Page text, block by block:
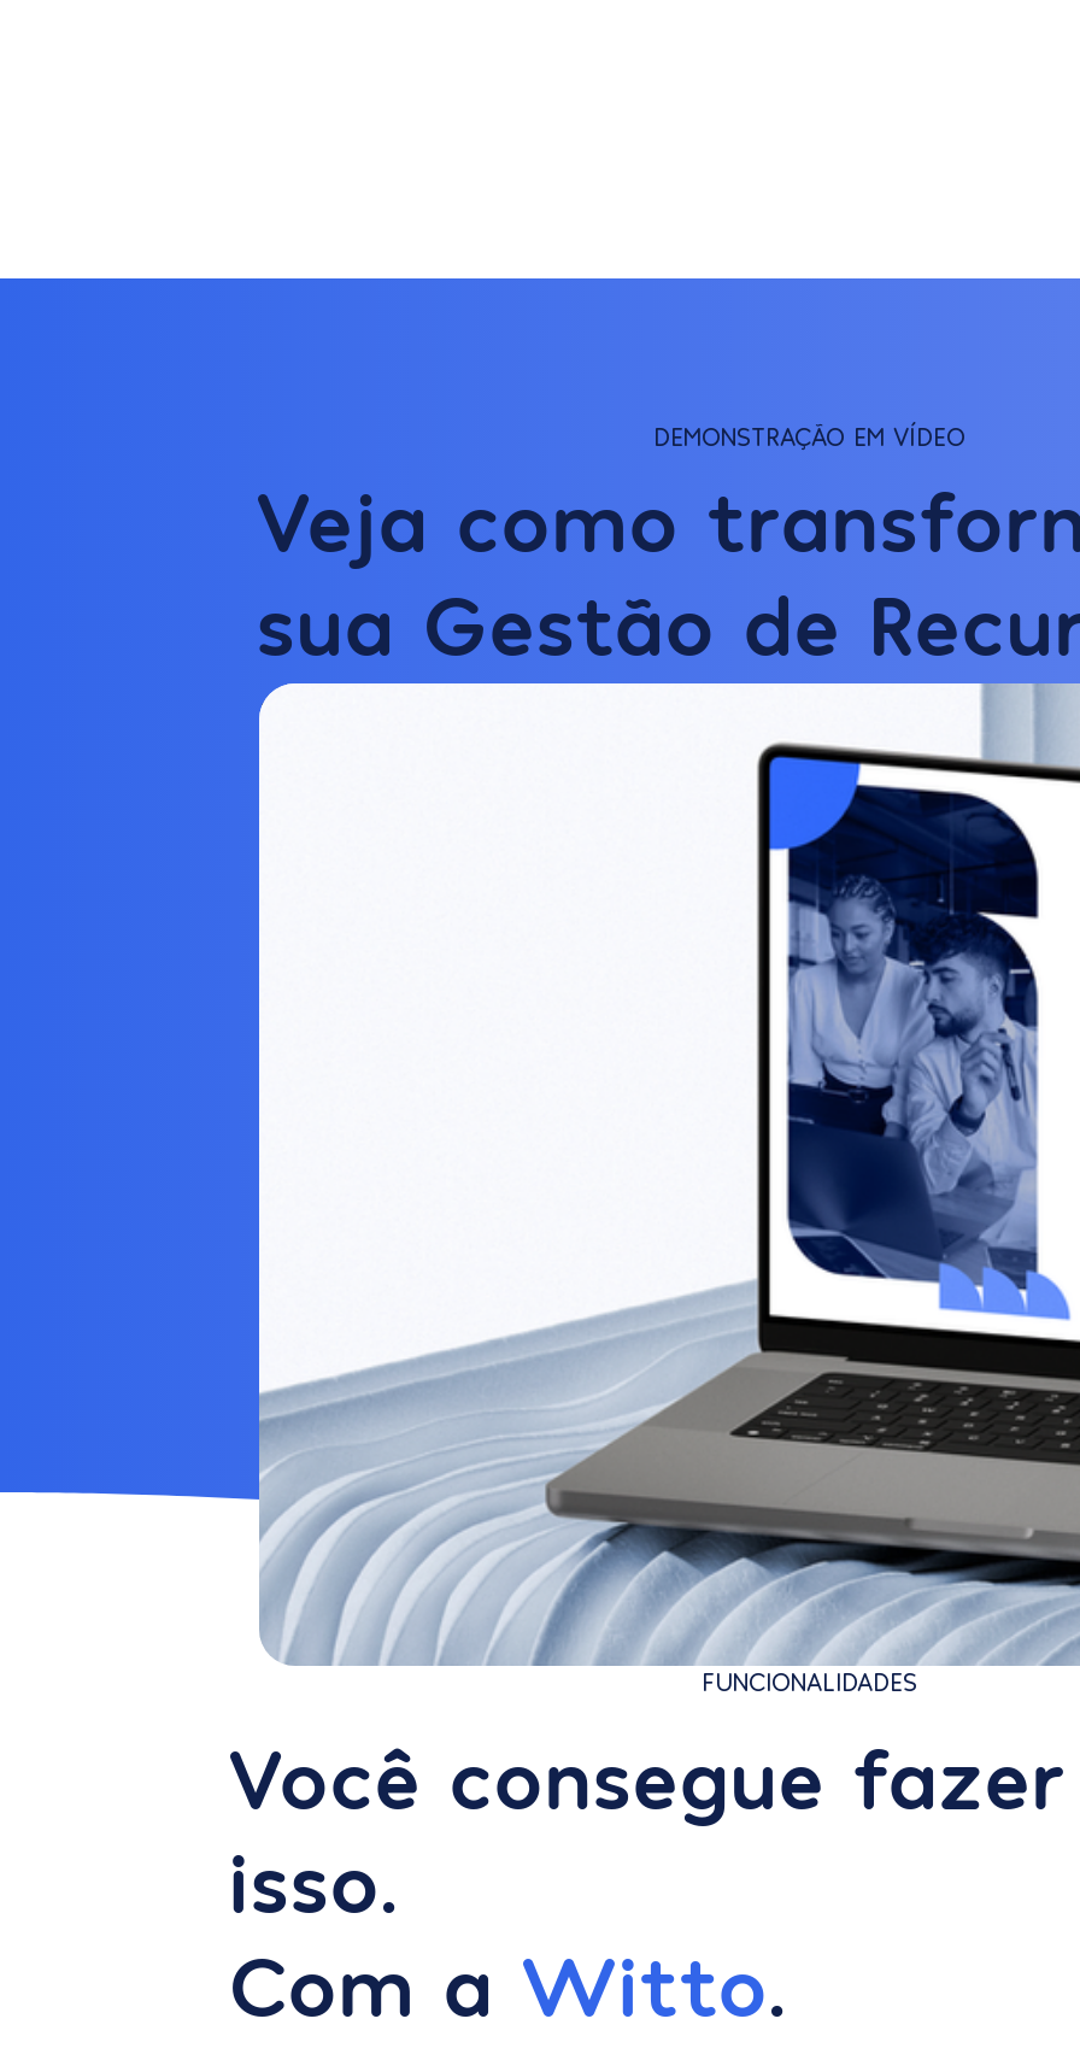
DEMONSTRAÇÃO EM VÍDEO
Veja como
sua Gestão de
Humanos
FUNCIONALIDADES
Você consegue
isso.
Com a Witto.